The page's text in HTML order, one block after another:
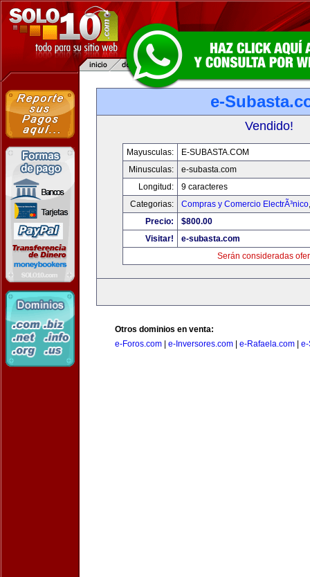
e-
Vendido!
Mayusculas:
E-SUBASTA.COM
Minusculas:
e-subasta.com
Longitud:
9 caracteres
Categorias:
Compras y Comercio ElectrÃ³nico
Precio:
$800.00
Visitar!
e-subasta.com
Serán consideradas
Otros dominios en venta:
e-Foros.com
e-Inversores.com e-Rafaela.com e-